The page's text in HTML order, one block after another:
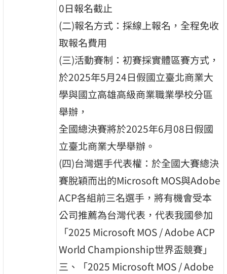
0日報名截止
(二)報名方式：採線上報名，全程免收
取報名費用
(三)活動賽制：初賽採實體區賽方式，
於2025年5月24日假國立臺北商業大
學與國立高雄高級商業職業學校分區
舉辦，
全國總決賽將於2025年6月08日假國
立臺北商業大學舉辦。
(四)台灣選手代表權：於全國大賽總決
賽脫穎而出的Microsoft MOS與Adobe
ACP各組前三名選手，將有機會受本
公司推薦為台灣代表，代表我國參加
「2025 Microsoft MOS / Adobe ACP
World Championship世界盃競賽」
三、「2025 Microsoft MOS / Adobe